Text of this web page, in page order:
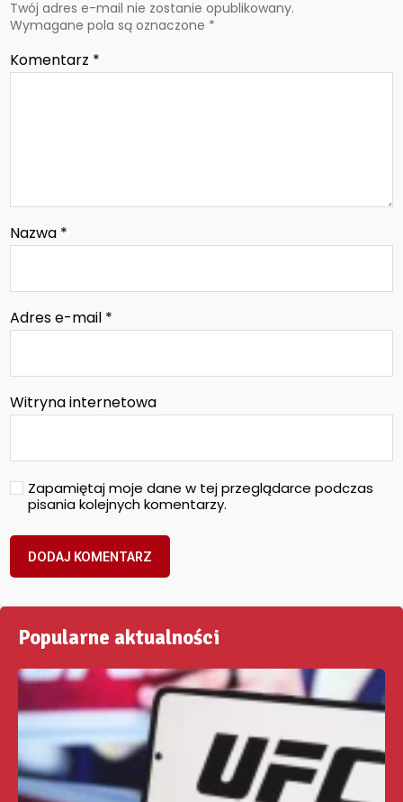
Twój adres e-mail nie zostanie opublikowany.
Wymagane pola są oznaczone *
Komentarz *
Nazwa *
Adres e-mail *
Witryna internetowa
Zapamiętaj moje dane w tej przeglądarce podczas
pisania kolejnych komentarzy.
Popularne aktualności